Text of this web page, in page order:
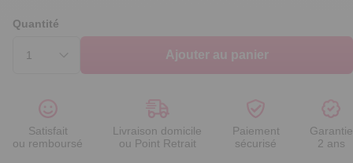
Quantité
Ajouter au panier
Satisfait
ou remboursé
Livraison domicile
ou Point Retrait
Paiement
sécurisé
Garantie
2 ans